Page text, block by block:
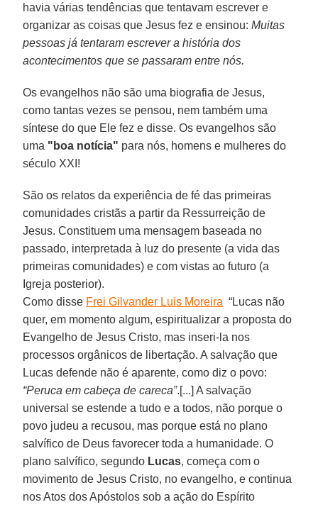
havia várias tendências que tentavam escrever e
organizar as coisas que Jesus fez e ensinou:Muitas
pessoas já tentaram escrever a história dos
acontecimentos que se passaram entre nós.
Os evangelhos não são uma biografia de Jesus,
como tantas vezes se pensou, nem também uma
síntese do que Ele fez e disse. Os evangelhos são
uma "boa notícia" para nós, homens e mulheres do
século XXI!
São os relatos da experiência de fé das primeiras
comunidades cristãs a partir da Ressurreição de
Jesus. Constituem uma mensagem baseada no
passado, interpretada à luz do presente (a vida das
primeiras comunidades) e com vistas ao futuro (a
Igreja posterior).
Como disse Frei Gilvander Luis Moreira “Lucas não
quer, em momento algum, espiritualizar a proposta do
Evangelho de Jesus Cristo, mas inseri-la nos
processos orgânicos de libertação. A salvação que
Lucas defende não é aparente, como diz o povo:
“Peruca em cabeça de careca”.[...] A salvação
universal se estende a tudo e a todos, não porque o
povo judeu a recusou, mas porque está no plano
salvífico de Deus favorecer toda a humanidade. O
plano salvífico, segundo Lucas, começa com o
movimento de Jesus Cristo, no evangelho, e continua
nos Atos dos Apóstolos sob a ação do Espírito